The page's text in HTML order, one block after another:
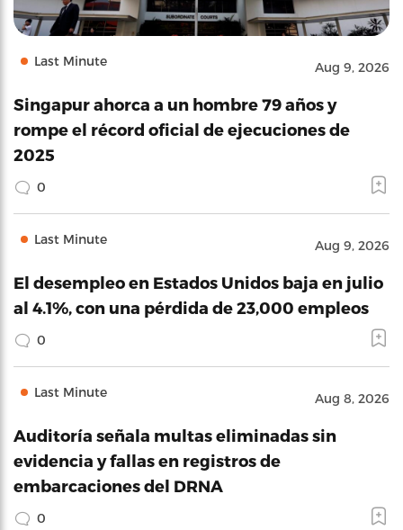
Last Minute Aug 9, 2026
Singapur ahorca a un hombre 79 años y
rompe el récord oficial de ejecuciones de
2025
0
Last Minute Aug 9, 2026
El desempleo en Estados Unidos baja en julio
al 4.1%, con una pérdida de 23,000 empleos
0
Last Minute Aug 8, 2026
Auditoría señala multas eliminadas sin
evidencia y fallas en registros de
embarcaciones del DRNA
0